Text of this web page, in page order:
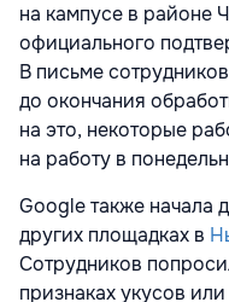
на кампусе в районе
официального
В письме
до окончания
на это, некоторые
на работу в
Google также начала
других площадках в
Сотрудников
признаках укусов